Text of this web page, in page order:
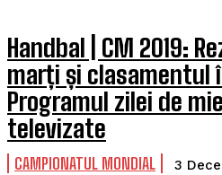
Handbal | CM 2019:
marți și clasamentul
Programul zilei de
televizate
CAMPIONATUL MONDIAL 3